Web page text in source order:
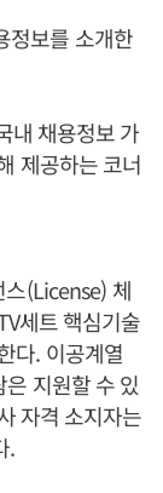
정보를 소개한
내 채용정보 가
제공하는 코너
(License) 체
세트 핵심기술
다. 이공계열
지원할 수 있
자격 소지자는
.